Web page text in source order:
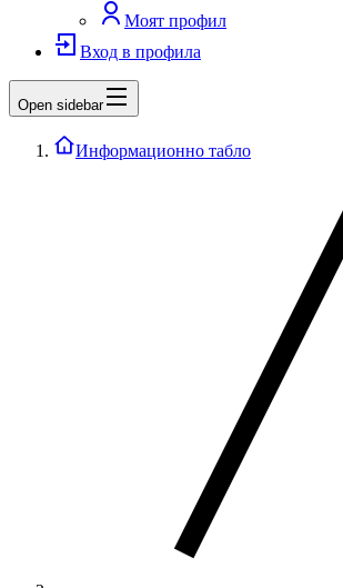
Моят профил
Вход в профила
Open sidebar
Информационно табло